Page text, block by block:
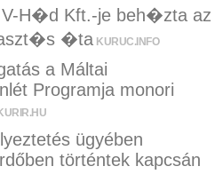
H�d Kft.-je beh�zta az
�ta KURUC.INFO
a Máltai
Programja monori
ügyében
történtek kapcsán